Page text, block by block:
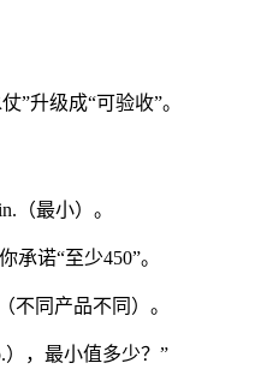
”升级成“可验收”。
（最小）。
承诺“至少450”。
不同产品不同）。
），最小值多少？”